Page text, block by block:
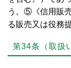
う。⑤《信用販
る販売又は役務
第34条（取扱